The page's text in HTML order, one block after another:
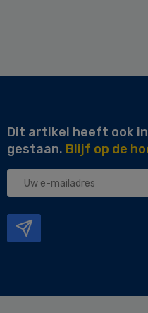
Dit artikel heeft ook
gestaan. Blijf op de
Uw